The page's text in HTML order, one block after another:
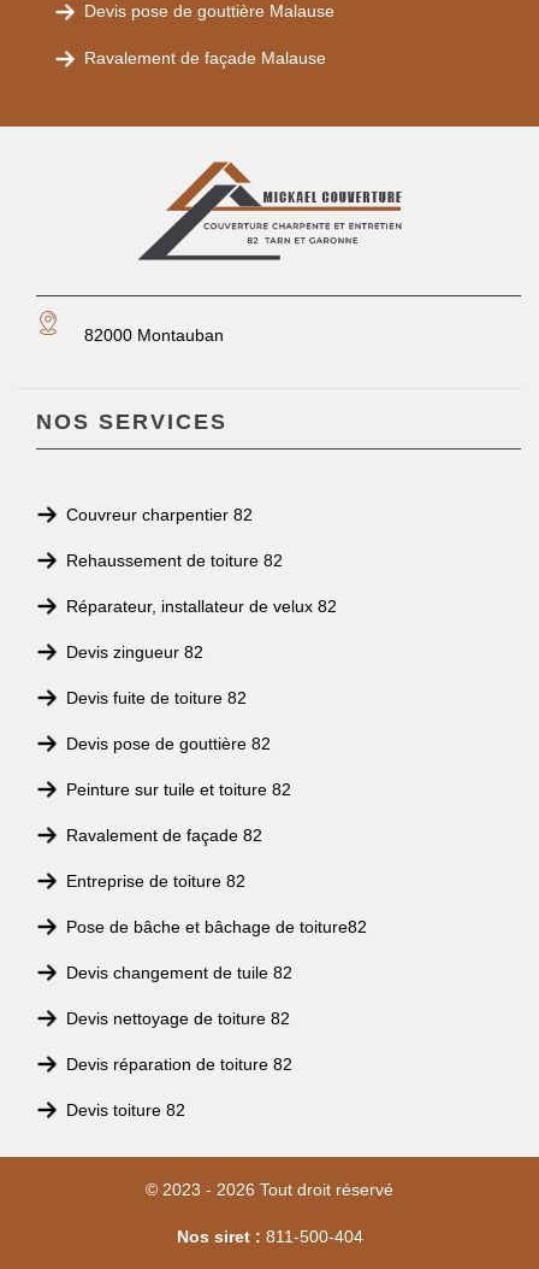
Devis pose de gouttière Malause
Ravalement de façade Malause
82000 Montauban
NOS SERVICES
Couvreur charpentier 82
Rehaussement de toiture 82
Réparateur, installateur de velux 82
Devis zingueur 82
Devis fuite de toiture 82
Devis pose de gouttière 82
Peinture sur tuile et toiture 82
Ravalement de façade 82
Entreprise de toiture 82
Pose de bâche et bâchage de toiture82
Devis changement de tuile 82
Devis nettoyage de toiture 82
Devis réparation de toiture 82
Devis toiture 82
© 2023 - 2026 Tout droit réservé
Nos siret : 811-500-404